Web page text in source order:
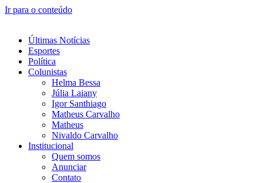
Ir para o conteúdo
Últimas Notícias
Esportes
Política
Colunistas
Helma Bessa
Júlia Laiany
Igor Santhiago
Matheus Carvalho
Matheus
Nivaldo Carvalho
Institucional
Quem somos
Anunciar
Contato